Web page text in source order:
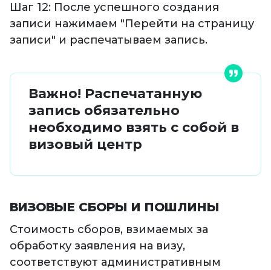
Шаг 12: После успешного создания
записи нажимаем "Перейти на страницу
записи" и распечатываем запись.
Важно! Распечатанную
запись обязательно
необходимо взять с собой в
визовый центр
ВИЗОВЫЕ СБОРЫ И ПОШЛИНЫ
Стоимость сборов, взимаемых за
обработку заявления на визу,
соответствуют административным